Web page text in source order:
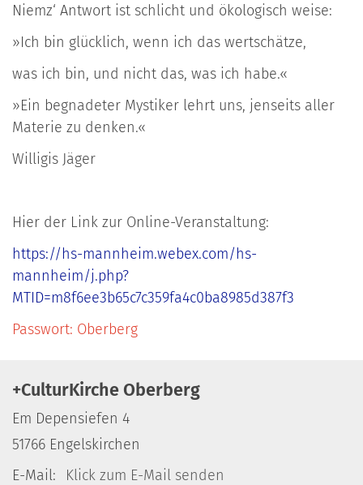
Niemz‘ Antwort ist schlicht und ökologisch weise:
»Ich bin glücklich, wenn ich das wertschätze,
was ich bin, und nicht das, was ich habe.«
»Ein begnadeter Mystiker lehrt uns, jenseits aller
Materie zu denken.«
Willigis Jäger
Hier der Link zur Online-Veranstaltung:
https://hs-mannheim.webex.com/hs-
mannheim/j.php?
MTID=m8f6ee3b65c7c359fa4c0ba8985d387f3
Passwort: Oberberg
+CulturKirche Oberberg
Em Depensiefen 4
51766 Engelskirchen
E-Mail:
Klick zum E-Mail senden